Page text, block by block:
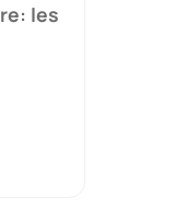
les